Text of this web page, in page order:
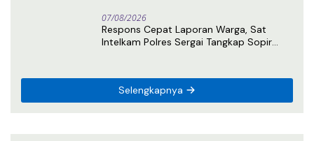
07/08/2026
Respons Cepat Laporan Warga, Sat
Intelkam Polres Sergai Tangkap Sopir
Selengkapnya